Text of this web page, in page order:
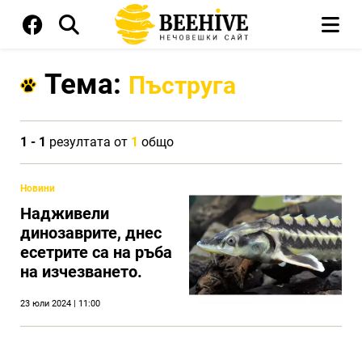
Тема: Пъструга
1 - 1 резултата от 1 общо
Новини
Надживели
динозаврите, днес
есетрите са на ръба
на изчезването.
23 юли 2024 | 11:00